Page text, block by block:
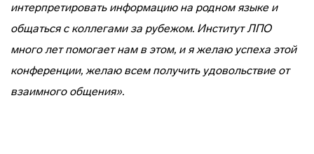
интерпретировать информацию на родном языке и
общаться с коллегами за рубежом. Институт ЛПО
много лет помогает нам в этом, и я желаю успеха этой
конференции, желаю всем получить удовольствие от
взаимного общения».